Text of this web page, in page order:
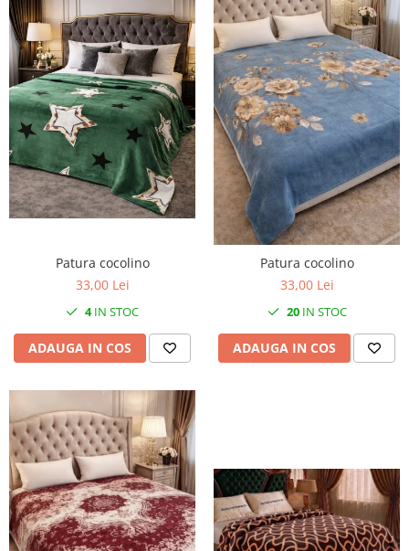
Patura cocolino
33,00 Lei
4IN STOC
ADAUGA IN COS
Patura cocolino
33,00 Lei
20IN STOC
ADAUGA IN COS